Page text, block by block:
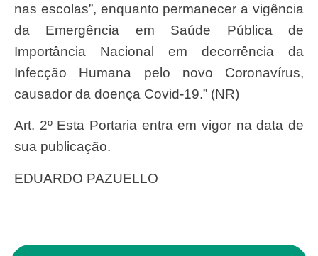
nas escolas”, enquanto permanecer a vigência
da Emergência em Saúde Pública de
Importância Nacional em decorrência da
Infecção Humana pelo novo Coronavírus,
causador da doença Covid-19.” (NR)
Art. 2º Esta Portaria entra em vigor na data de
sua publicação.
EDUARDO PAZUELLO